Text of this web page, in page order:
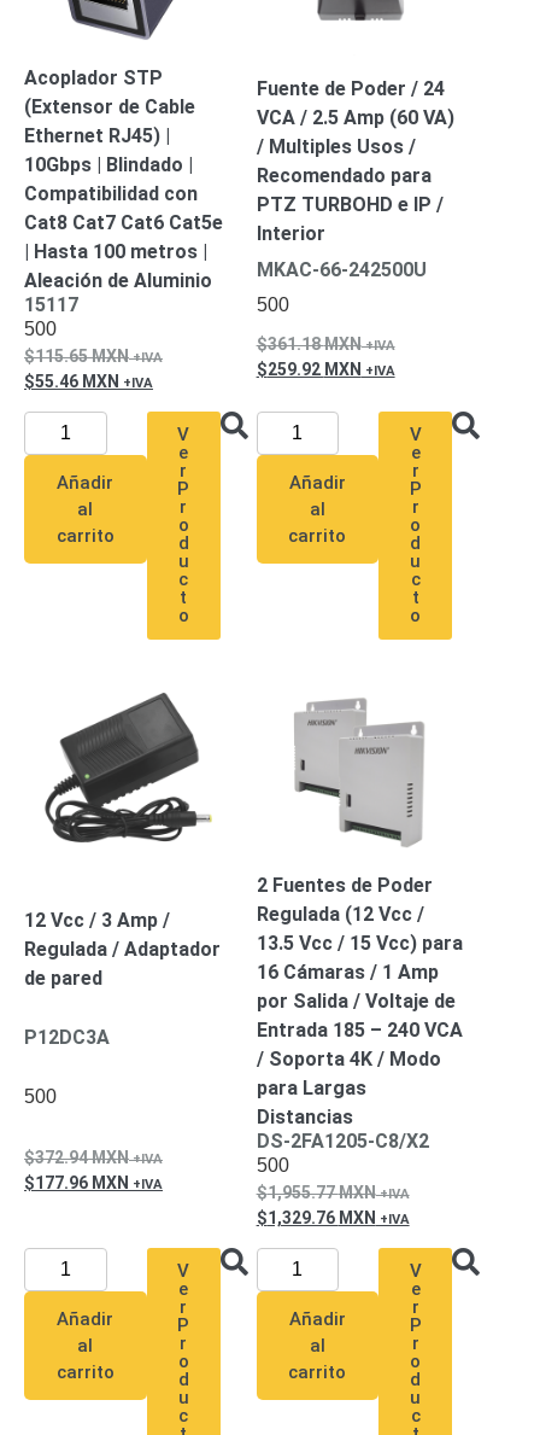
Acoplador STP
(Extensor de Cable
Ethernet RJ45) |
10Gbps | Blindado |
Compatibilidad con
Cat8 Cat7 Cat6 Cat5e
| Hasta 100 metros |
Aleación de Aluminio
15117
500
115.65MXN
55.46 MXN
Añadir
al
carrito
V
e
r
P
r
o
d
u
c
t
o
Fuente de Poder / 24
VCA / 2.5 Amp (60 VA)
/ Multiples Usos /
Recomendado para
PTZ TURBOHD e IP /
Interior
MKAC-66-242500U
500
361.18MXN
259.92 MXN
Añadir
al
carrito
V
e
r
P
r
o
d
u
c
t
o
12 Vcc / 3 Amp /
Regulada / Adaptador
de pared
P12DC3A
500
372.94MXN
177.96 MXN
Añadir
al
carrito
V
e
r
P
r
o
d
u
c
2 Fuentes de Poder
Regulada (12 Vcc /
13.5 Vcc / 15 Vcc) para
16 Cámaras / 1 Amp
por Salida / Voltaje de
Entrada 185 – 240 VCA
/ Soporta 4K / Modo
para Largas
Distancias
DS-2FA1205-C8/X2
500
1,955.77MXN
1,329.76 MXN
Añadir
al
carrito
V
e
r
P
r
o
d
u
c